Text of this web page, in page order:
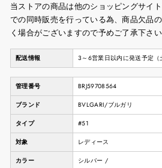
当ストアの商品は他のショッピングサイ
での同時販売を行っている為、商品欠品
く場合がございますので予めご了承下さい
配送情報 3～6営業日以内に発送予定（
管理番号 BRJ59708564
ブランド BVLGARI/ブルガリ
タイプ #51
対象 レディース
カラー シルバー /